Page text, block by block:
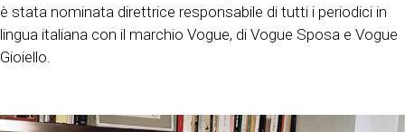
è stata nominata direttrice responsabile di tutti i periodici in
lingua italiana con il marchio Vogue, di Vogue Sposa e Vogue
Gioiello.